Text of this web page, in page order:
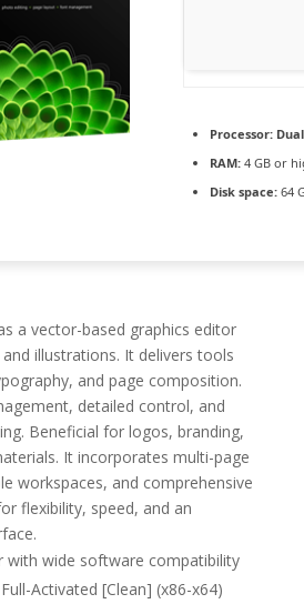
Processor:
RAM:4 GB or
Disk space:64
a vector-based graphics editor
illustrations. It delivers tools
and page composition.
detailed control, and
Beneficial for logos, branding,
It incorporates multi-page
workspaces, and comprehensive
flexibility, speed, and an
with wide software compatibility
Activated [Clean] (x86-x64)